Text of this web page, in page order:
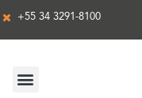
+55 34 3291-8100